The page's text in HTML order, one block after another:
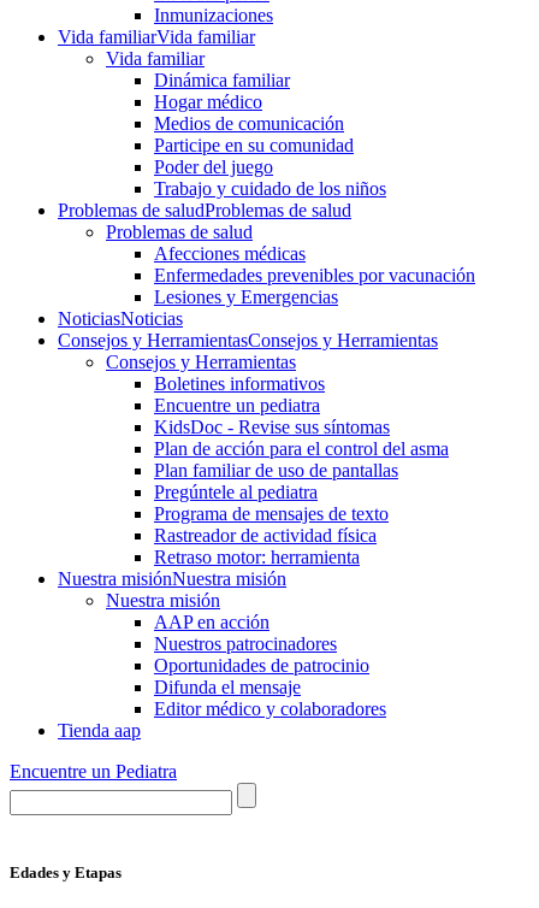
Inmunizaciones
Vida familiarVida familiar
Vida familiar
Dinámica familiar
Hogar médico
Medios de comunicación
Participe en su comunidad
Poder del juego
Trabajo y cuidado de los niños
Problemas de saludProblemas de salud
Problemas de salud
Afecciones médicas
Enfermedades prevenibles por vacunación
Lesiones y Emergencias
NoticiasNoticias
Consejos y HerramientasConsejos y Herramientas
Consejos y Herramientas
Boletines informativos
Encuentre un pediatra
KidsDoc - Revise sus síntomas
Plan de acción para el control del asma
Plan familiar de uso de pantallas
Pregúntele al pediatra
Programa de mensajes de texto
Rastre​​ador de activida​d física
Retraso motor: herramienta
Nuestra misiónNuestra misión
Nuestra misión
AAP en acción
Nuestros patrocinadores
Oportunidades de patrocinio
Difunda el mensaje
Editor médico y colaboradores
Tienda aap
Encuentre un Pediatra
Edades y Etapas